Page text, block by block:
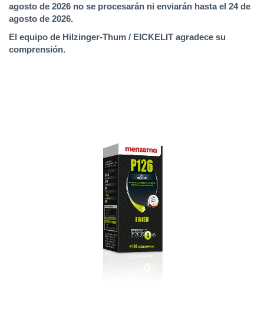
agosto de 2026 no se procesarán ni enviarán hasta el 24 de
agosto de 2026.
El equipo de Hilzinger-Thum / EICKELIT agradece su
comprensión.